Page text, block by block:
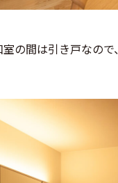
室の間は引き戸なの